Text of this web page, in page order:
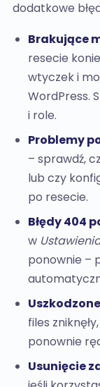
dodatkowe
Brakujące
resecie
wtyczek i
WordPress.
i role.
Problemy
– sprawdź,
lub czy
po resecie.
Błędy 404
w
ponownie –
files
ponownie
Usunięcie